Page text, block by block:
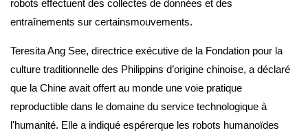
robots effectuent des collectes de données et des
entraînements sur certainsmouvements.
Teresita Ang See, directrice exécutive de la Fondation pour la
culture traditionnelle des Philippins d’origine chinoise, a déclaré
que la Chine avait offert au monde une voie pratique
reproductible dans le domaine du service technologique à
l'humanité. Elle a indiqué espérerque les robots humanoïdes